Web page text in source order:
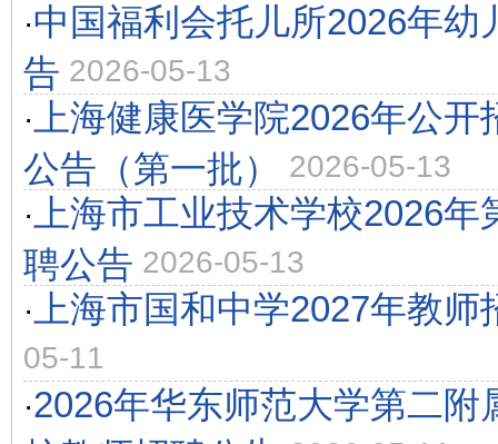
·中国福利会托儿所2026年幼
告 2026-05-13
·
上海健康医学院2026年公
公告（第一批）
2026-05-13
·
上海市工业技术学校2026
聘公告 2026-05-13
·
上海市国和中学2027年教师
05-11
·2026年华东师范大学第二附